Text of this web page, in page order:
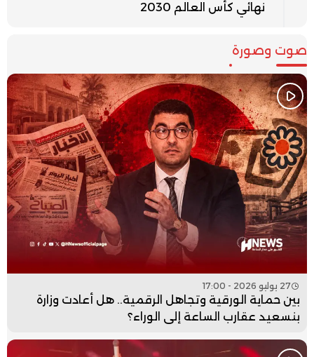
نهائي كأس العالم 2030
صوت وصورة
27 يوليو 2026 - 17:00
بين حماية الورقية وتجاهل الرقمية.. هل أعادت وزارة
بنسعيد عقارب الساعة إلى الوراء؟